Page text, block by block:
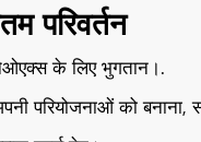
परिवर्तन
के लिए भुगतान।.
परियोजनाओं को बनाना,